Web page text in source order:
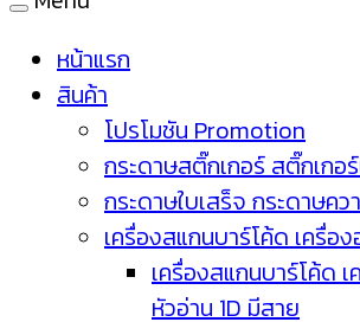
หน้าแรก
สินค้า
โปรโมชัน Promotion
กระดาษสติ๊กเกอร์ สติ๊กเกอ
กระดาษใบเสร็จ กระดาษคว
เครื่องสแกนบาร์โค้ด เครื่อ
เครื่องสแกนบาร์โค้ด
หัวอ่าน 1D มีสาย